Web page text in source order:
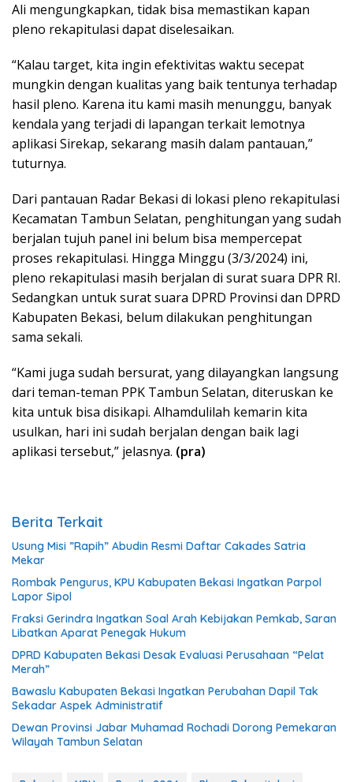
Ali mengungkapkan, tidak bisa memastikan kapan
pleno rekapitulasi dapat diselesaikan.
“Kalau target, kita ingin efektivitas waktu secepat
mungkin dengan kualitas yang baik tentunya terhadap
hasil pleno. Karena itu kami masih menunggu, banyak
kendala yang terjadi di lapangan terkait lemotnya
aplikasi Sirekap, sekarang masih dalam pantauan,”
tuturnya.
Dari pantauan Radar Bekasi di lokasi pleno rekapitulasi
Kecamatan Tambun Selatan, penghitungan yang sudah
berjalan tujuh panel ini belum bisa mempercepat
proses rekapitulasi. Hingga Minggu (3/3/2024) ini,
pleno rekapitulasi masih berjalan di surat suara DPR RI.
Sedangkan untuk surat suara DPRD Provinsi dan DPRD
Kabupaten Bekasi, belum dilakukan penghitungan
sama sekali.
“Kami juga sudah bersurat, yang dilayangkan langsung
dari teman-teman PPK Tambun Selatan, diteruskan ke
kita untuk bisa disikapi. Alhamdulilah kemarin kita
usulkan, hari ini sudah berjalan dengan baik lagi
aplikasi tersebut,” jelasnya. (pra)
Berita Terkait
Usung Misi ”Rapih” Abudin Resmi Daftar Cakades Satria
Mekar
Rombak Pengurus, KPU Kabupaten Bekasi Ingatkan Parpol
Lapor Sipol
Fraksi Gerindra Ingatkan Soal Arah Kebijakan Pemkab, Saran
Libatkan Aparat Penegak Hukum
DPRD Kabupaten Bekasi Desak Evaluasi Perusahaan “Pelat
Merah”
Bawaslu Kabupaten Bekasi Ingatkan Perubahan Dapil Tak
Sekadar Aspek Administratif
Dewan Provinsi Jabar Muhamad Rochadi Dorong Pemekaran
Wilayah Tambun Selatan